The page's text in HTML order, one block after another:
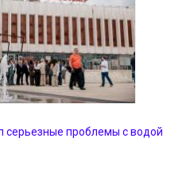
проблемы с водой